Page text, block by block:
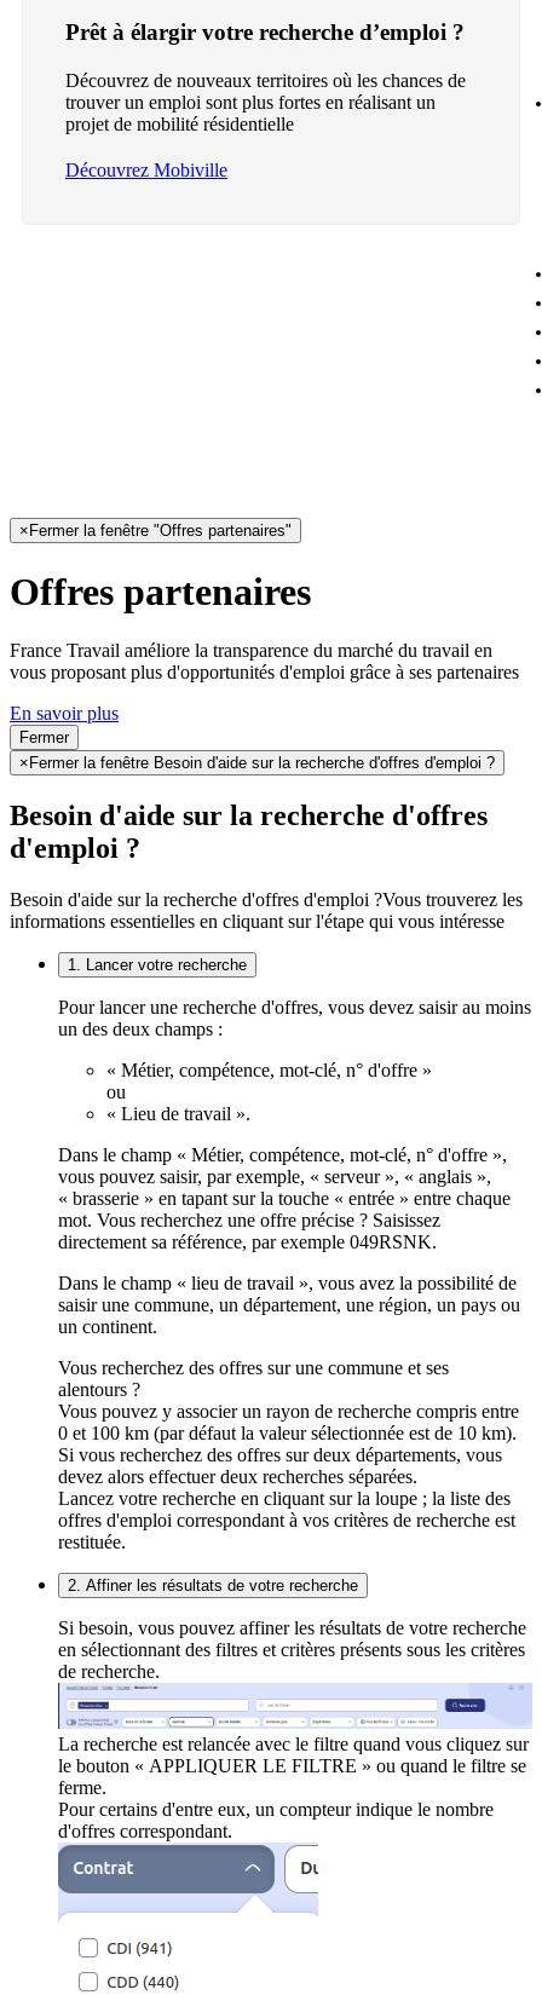
Prêt à élargir votre recherche d’emploi ?
Découvrez de nouveaux territoires où les chances de
trouver un emploi sont plus fortes en réalisant un
projet de mobilité résidentielle
Découvrez Mobiville
× Fermer la fenêtre "Offres partenaires"
Offres partenaires
France Travail améliore la transparence du marché du travail en
vous proposant plus d'opportunités d'emploi grâce à ses partenaires
En savoir plus
Fermer
× Fermer la fenêtre Besoin d'aide sur la recherche d'offres d'emploi ?
Besoin d'aide sur la recherche d'offres
d'emploi ?
Besoin d'aide sur la recherche d'offres d'emploi ?Vous trouverez les
informations essentielles en cliquant sur l'étape qui vous intéresse
1. Lancer votre recherche
Pour lancer une recherche d'offres, vous devez saisir au moins
un des deux champs :
« Métier, compétence, mot-clé, n° d'offre »
ou
« Lieu de travail ».
Dans le champ « Métier, compétence, mot-clé, n° d'offre »,
vous pouvez saisir, par exemple, « serveur », « anglais »,
« brasserie » en tapant sur la touche « entrée » entre chaque
mot. Vous recherchez une offre précise ? Saisissez
directement sa référence, par exemple 049RSNK.
Dans le champ « lieu de travail », vous avez la possibilité de
saisir une commune, un département, une région, un pays ou
un continent.
Vous recherchez des offres sur une commune et ses
alentours ?
Vous pouvez y associer un rayon de recherche compris entre
0 et 100 km (par défaut la valeur sélectionnée est de 10 km).
Si vous recherchez des offres sur deux départements, vous
devez alors effectuer deux recherches séparées.
Lancez votre recherche en cliquant sur la loupe ; la liste des
offres d'emploi correspondant à vos critères de recherche est
restituée.
2. Affiner les résultats de votre recherche
Si besoin, vous pouvez affiner les résultats de votre recherche
en sélectionnant des filtres et critères présents sous les critères
de recherche.
La recherche est relancée avec le filtre quand vous cliquez sur
le bouton « APPLIQUER LE FILTRE » ou quand le filtre se
ferme.
Pour certains d'entre eux, un compteur indique le nombre
d'offres correspondant.